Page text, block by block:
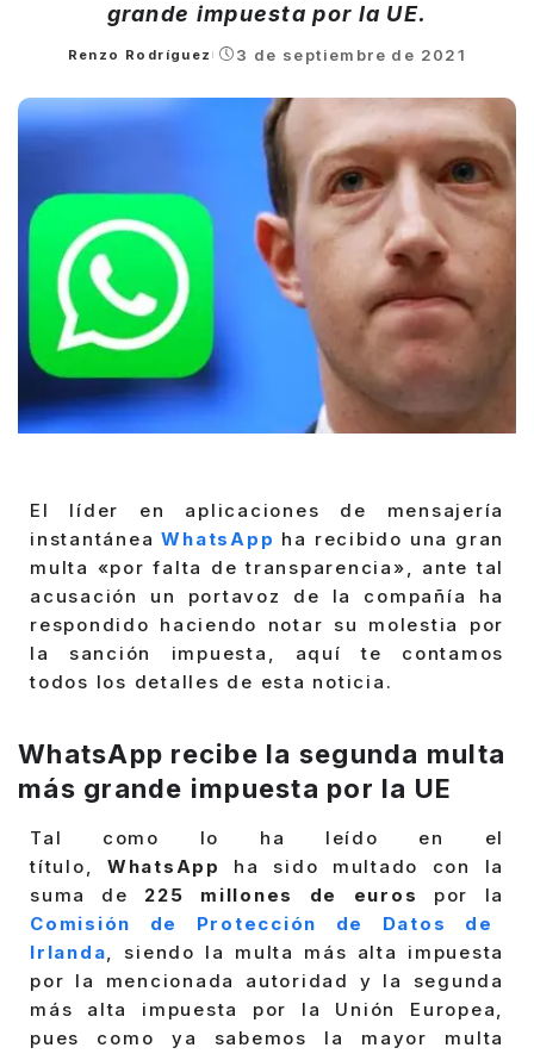
grande impuesta por la UE.
Posted
Renzo Rodríguez 3 de septiembre de 2021
El líder en aplicaciones de mensajería
instantánea WhatsApp ha recibido una gran
multa «por falta de transparencia», ante tal
acusación un portavoz de la compañía ha
respondido haciendo notar su molestia por
la sanción impuesta, aquí te contamos
todos los detalles de esta noticia.
WhatsApp recibe la segunda multa
más grande impuesta por la UE
Tal como lo ha leído en el
título, WhatsApp ha sido multado con la
suma de
225 millones de euros
por la
Comisión de Protección de Datos de
Irlanda, siendo la multa más alta impuesta
por la mencionada autoridad y la segunda
más alta impuesta por la Unión Europea,
pues como ya sabemos la mayor multa